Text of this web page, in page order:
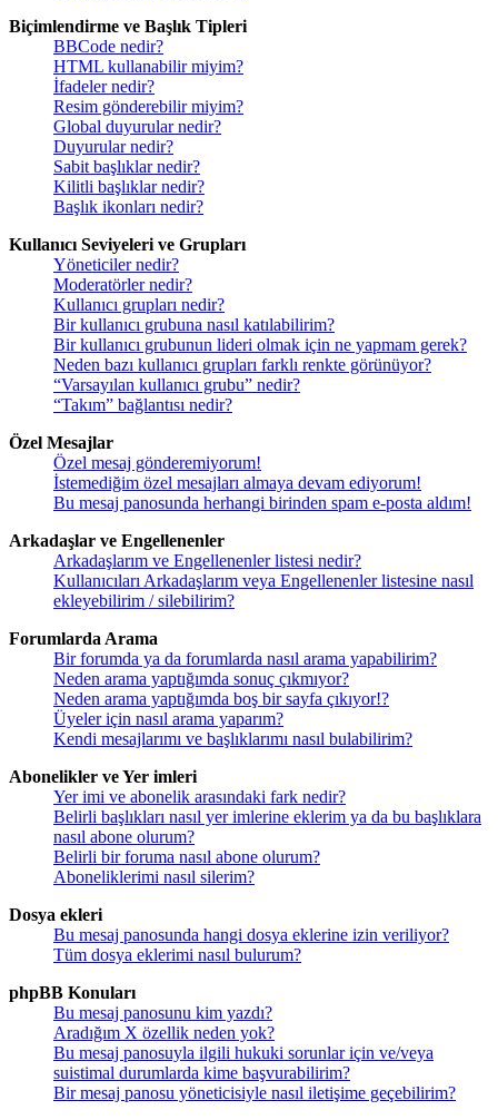
Biçimlendirme ve Başlık Tipleri
BBCode nedir?
HTML kullanabilir miyim?
İfadeler nedir?
Resim gönderebilir miyim?
Global duyurular nedir?
Duyurular nedir?
Sabit başlıklar nedir?
Kilitli başlıklar nedir?
Başlık ikonları nedir?
Kullanıcı Seviyeleri ve Grupları
Yöneticiler nedir?
Moderatörler nedir?
Kullanıcı grupları nedir?
Bir kullanıcı grubuna nasıl katılabilirim?
Bir kullanıcı grubunun lideri olmak için ne yapmam gerek?
Neden bazı kullanıcı grupları farklı renkte görünüyor?
“Varsayılan kullanıcı grubu” nedir?
“Takım” bağlantısı nedir?
Özel Mesajlar
Özel mesaj gönderemiyorum!
İstemediğim özel mesajları almaya devam ediyorum!
Bu mesaj panosunda herhangi birinden spam e-posta aldım!
Arkadaşlar ve Engellenenler
Arkadaşlarım ve Engellenenler listesi nedir?
Kullanıcıları Arkadaşlarım veya Engellenenler listesine nasıl
ekleyebilirim / silebilirim?
Forumlarda Arama
Bir forumda ya da forumlarda nasıl arama yapabilirim?
Neden arama yaptığımda sonuç çıkmıyor?
Neden arama yaptığımda boş bir sayfa çıkıyor!?
Üyeler için nasıl arama yaparım?
Kendi mesajlarımı ve başlıklarımı nasıl bulabilirim?
Abonelikler ve Yer imleri
Yer imi ve abonelik arasındaki fark nedir?
Belirli başlıkları nasıl yer imlerine eklerim ya da bu başlıklara
nasıl abone olurum?
Belirli bir foruma nasıl abone olurum?
Aboneliklerimi nasıl silerim?
Dosya ekleri
Bu mesaj panosunda hangi dosya eklerine izin veriliyor?
Tüm dosya eklerimi nasıl bulurum?
phpBB Konuları
Bu mesaj panosunu kim yazdı?
Aradığım X özellik neden yok?
Bu mesaj panosuyla ilgili hukuki sorunlar için ve/veya
suistimal durumlarda kime başvurabilirim?
Bir mesaj panosu yöneticisiyle nasıl iletişime geçebilirim?